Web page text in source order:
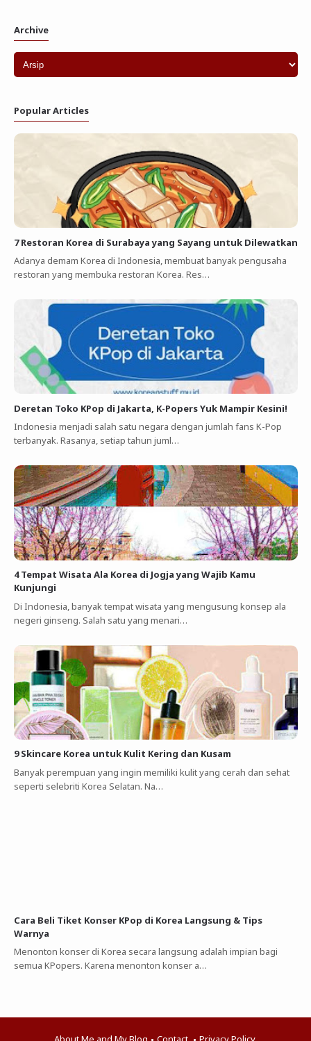
Archive
Popular Articles
7 Restoran Korea di Surabaya yang Sayang untuk Dilewatkan
Adanya demam Korea di Indonesia, membuat banyak pengusaha
restoran yang membuka restoran Korea. Res…
Deretan Toko KPop di Jakarta, K-Popers Yuk Mampir Kesini!
Indonesia menjadi salah satu negara dengan jumlah fans K-Pop
terbanyak. Rasanya, setiap tahun juml…
4 Tempat Wisata Ala Korea di Jogja yang Wajib Kamu
Kunjungi
Di Indonesia, banyak tempat wisata yang mengusung konsep ala
negeri ginseng. Salah satu yang menari…
9 Skincare Korea untuk Kulit Kering dan Kusam
Banyak perempuan yang ingin memiliki kulit yang cerah dan sehat
seperti selebriti Korea Selatan. Na…
Cara Beli Tiket Konser KPop di Korea Langsung & Tips
Warnya
Menonton konser di Korea secara langsung adalah impian bagi
semua KPopers. Karena menonton konser a…